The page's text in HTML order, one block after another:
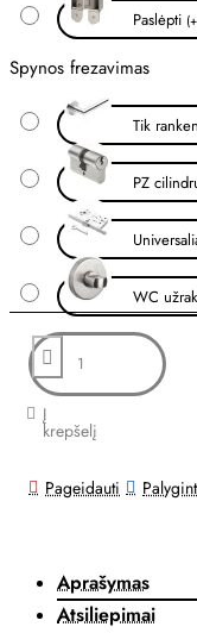
Paslėpti
Spynos frezavimas
Tik
PZ
WC
Į
krepšelį
Pageidauti
Aprašymas
Atsiliepimai